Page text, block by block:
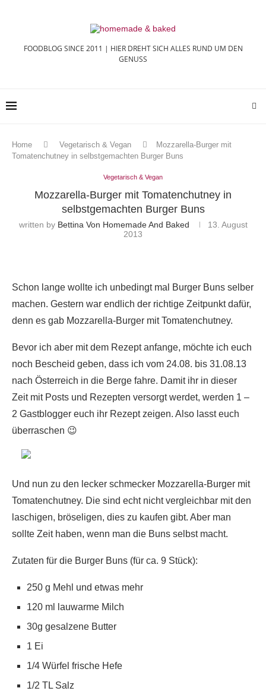
FOODBLOG SINCE 2011 | HIER DREHT SICH ALLES RUND UM DEN
GENUSS
Home Vegetarisch & Vegan
Mozzarella-Burger mit
Tomatenchutney in selbstgemachten Burger Buns
Vegetarisch & Vegan
Mozzarella-Burger mit Tomatenchutney in
selbstgemachten Burger Buns
written by Bettina Von Homemade And Baked
13. August
2013
Schon lange wollte ich unbedingt mal Burger Buns selber
machen. Gestern war endlich der richtige Zeitpunkt dafür,
denn es gab Mozzarella-Burger mit Tomatenchutney.
Bevor ich aber mit dem Rezept anfange, möchte ich euch
noch Bescheid geben, dass ich vom 24.08. bis 31.08.13
nach Österreich in die Berge fahre. Damit ihr in dieser
Zeit mit Posts und Rezepten versorgt werdet, werden 1 –
2 Gastblogger euch ihr Rezept zeigen. Also lasst euch
überraschen 😉
Und nun zu den lecker schmecker Mozzarella-Burger mit
Tomatenchutney. Die sind echt nicht vergleichbar mit den
laschigen, bröseligen, dies zu kaufen gibt. Aber man
sollte Zeit haben, wenn man die Buns selbst macht.
Zutaten für die Burger Buns (für ca. 9 Stück):
250 g Mehl und etwas mehr
120 ml lauwarme Milch
30g gesalzene Butter
1 Ei
1/4 Würfel frische Hefe
1/2 TL Salz